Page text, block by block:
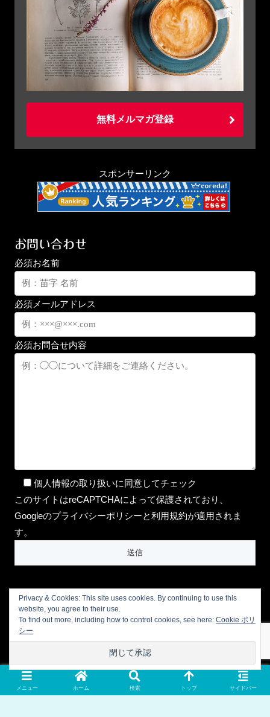
無料メルマガ登録
スポンサーリンク
お問い合わせ
必須お名前
必須 メールアドレス
必須お問合せ内容
個人情報の取り扱いに同意してチェック
このサイトはreCAPTCHAによって保護されており、
Googleのプライバシーポリシーと利用規約が適用されま
す。
プライバシーポリシー
お問い合わせ
LINE公式アカウント
© 2016 aromalifeCocoro【マンツーマンで受講できるオンライン
メニュー ホーム 検索 トップ サイドバー
Privacy & Cookies: This site uses cookies. By continuing to use this
website, you agree to their use.
To find out more, including how to control cookies, see here: Cookie ポリ
シー